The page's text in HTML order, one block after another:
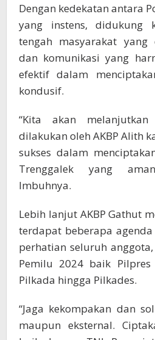
Dengan kedekatan antara
yang instens, didukung
tengah masyarakat yang
dan komunikasi yang
efektif dalam
kondusif.
“Kita akan
dilakukan oleh AKBP Alith
sukses dalam
Trenggalek yang
Imbuhnya.
Lebih lanjut AKBP Gathut
terdapat beberapa
perhatian seluruh
Pemilu 2024 baik
Pilkada hingga Pilkades.
“Jaga kekompakan dan
maupun eksternal.